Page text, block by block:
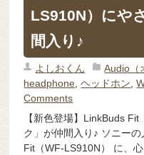
LS910N）にや
間入り♪
よしおくん Audio（
headphone ,ヘッドホン ,
Comments
【新色登場】LinkBuds
ク」が仲間入り♪ ソニー
Fit（WF-LS910N） に、